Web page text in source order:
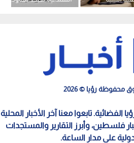
إحدى واجهاتها الحدودية
محفوظة رؤيا © 2026
الفضائية. تابعوا معنا آخر الأخبار المحلية
فلسطين، وأبرز التقارير والمستجدات
على مدار الساعة.